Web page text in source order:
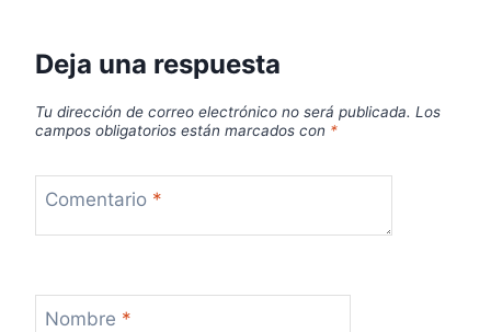
Deja una respuesta
Tu dirección de correo electrónico no será publicada. Los
campos obligatorios están marcados con *
Comentario *
Nombre *